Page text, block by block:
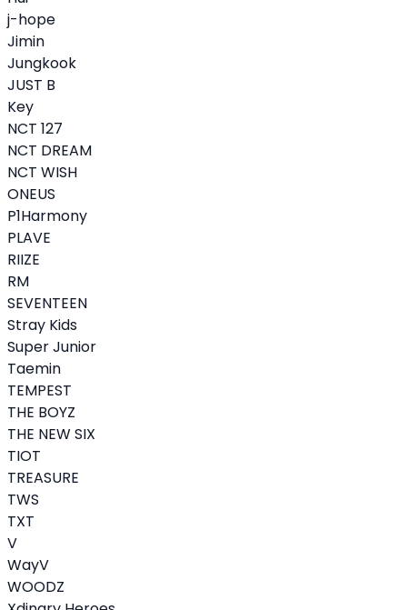
j-hope
Jimin
Jungkook
JUST B
Key
NCT 127
NCT DREAM
NCT WISH
ONEUS
P1Harmony
PLAVE
RIIZE
RM
SEVENTEEN
Stray Kids
Super Junior
Taemin
TEMPEST
THE BOYZ
THE NEW SIX
TIOT
TREASURE
TWS
TXT
V
WayV
WOODZ